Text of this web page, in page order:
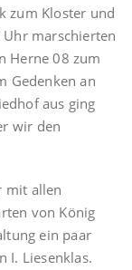
zum Kloster und
marschierten
Herne 08 zum
Gedenken an
aus ging
wir den
mit allen
von König
ein paar
I. Liesenklas.